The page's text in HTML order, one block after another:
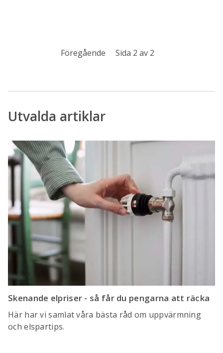
Föregående Sida 2 av 2
Utvalda artiklar
Skenande elpriser - så får du pengarna att räcka
Här har vi samlat våra bästa råd om uppvärmning
och elspartips.